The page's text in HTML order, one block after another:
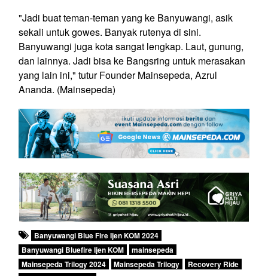
"Jadi buat teman-teman yang ke Banyuwangi, asik
sekali untuk gowes. Banyak rutenya di sini.
Banyuwangi juga kota sangat lengkap. Laut, gunung,
dan lainnya. Jadi bisa ke Bangsring untuk merasakan
yang lain ini," tutur Founder Mainsepeda, Azrul
Ananda. (Mainsepeda)
Banyuwangi Blue Fire Ijen KOM 2024
Banyuwangi Bluefire Ijen KOM
mainsepeda
Mainsepeda Trilogy 2024
Mainsepeda Trilogy
Recovery Ride